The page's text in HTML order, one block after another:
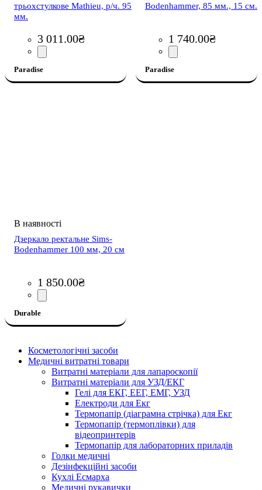
трьохстулкове Mathieu, р/ч. 95
мм.
3 011.00₴
Paradise
Bodenhammer, 85 мм., 15 см.
1 740.00₴
Paradise
Дзеркало ректальне Sims-
Bodenhammer 100 мм, 20 см
1 850.00₴
Durable
Косметологічні засоби
Медичні витратні товари
Витратні матеріали для лапароскопії
Витратні матеріали для УЗД/ЕКГ
Гелі для ЕКГ, ЕЕГ, ЕМГ, УЗД
Електроди для Екг
Термопапір (діаграмна стрічка) для Екг
Термопапір (термоплівки) для
відеопринтерів
Термопапір для лабораторних приладів
Голки медичні
Дезінфекційні засоби
Кухлі Есмарха
Медичні рукавички